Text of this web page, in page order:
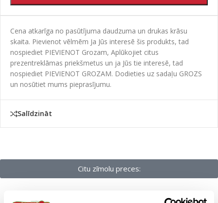
Cena atkarīga no pasūtījuma daudzuma un drukas krāsu
skaita. Pievienot vēlmēm Ja Jūs interesē šis produkts, tad
nospiediet PIEVIENOT Grozam, Aplūkojiet citus
prezentreklāmas priekšmetus un ja Jūs tie interesē, tad
nospiediet PIEVIENOT GROZAM. Dodieties uz sadaļu GROZS
un nosūtiet mums pieprasījumu.
Salīdzināt
Citu zīmolu preces: